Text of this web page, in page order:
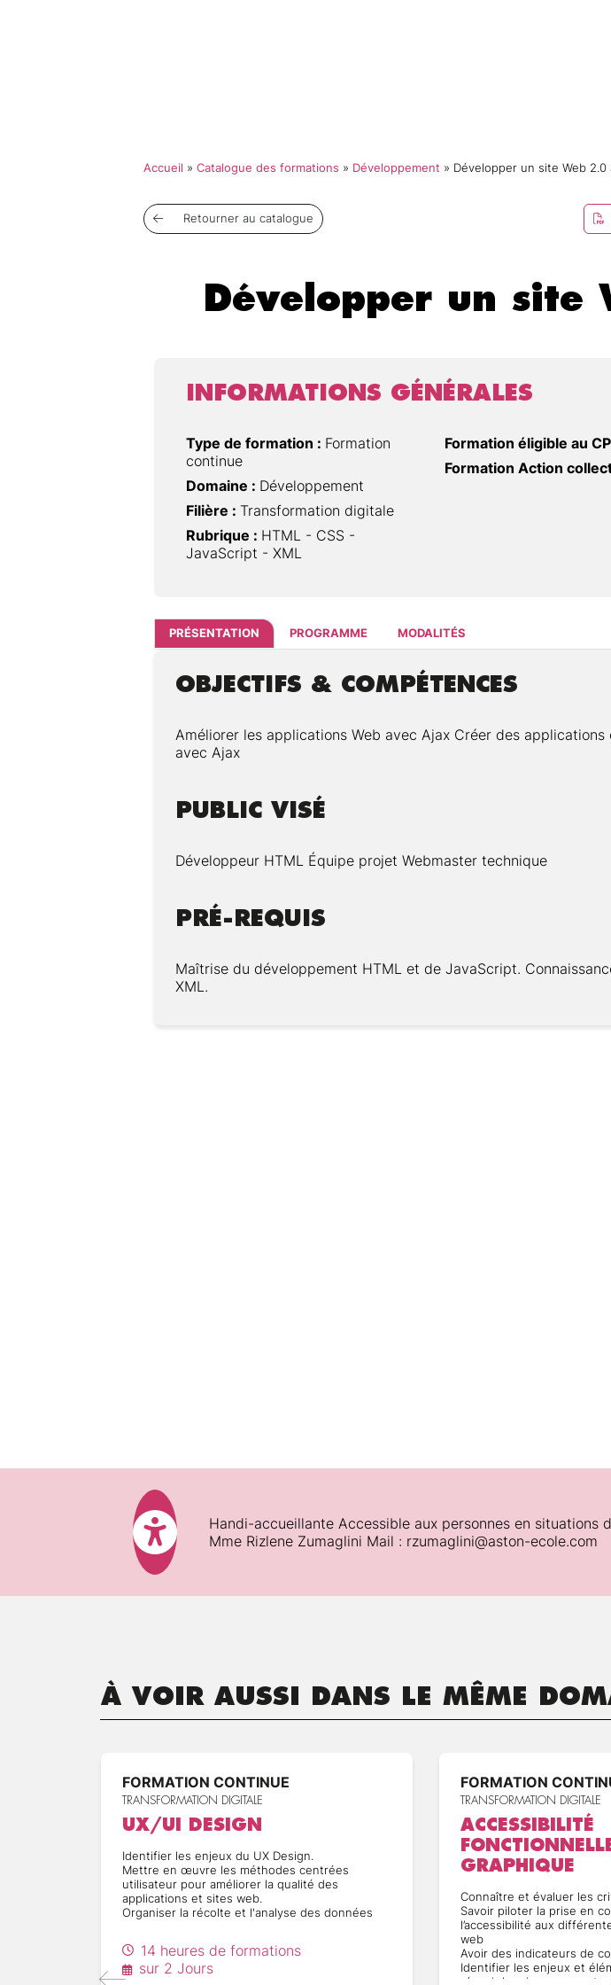
Accueil » Catalogue des formations » Développement » Développer un site Web 2.0
Retourner au catalogue
Développer un site
INFORMATIONS GÉNÉRALES
Type de formation : Formation
continue
Domaine : Développement
Filière : Transformation digitale
Rubrique : HTML - CSS -
JavaScript - XML
Formation éligible au
Formation Action
PRÉSENTATION PROGRAMME MODALITÉS
OBJECTIFS & COMPÉTENCES
Améliorer les applications Web avec Ajax Créer des applications
avec Ajax
PUBLIC VISÉ
Développeur HTML Équipe projet Webmaster technique
PRÉ-REQUIS
Maîtrise du développement HTML et de JavaScript.
XML.
Handi-accueillante Accessible aux personnes en
Mme Rizlene Zumaglini Mail : rzumaglini@aston-ecole.com
À VOIR AUSSI DANS LE MÊME
FORMATION CONTINUE
TRANSFORMATION DIGITALE
UX/UI DESIGN
Identifier les enjeux du UX Design.
Mettre en œuvre les méthodes centrées
utilisateur pour améliorer la qualité des
applications et sites web.
Organiser la récolte et l'analyse des données
14 heures de formations
sur 2 Jours
FORMATION
TRANSFORMATION DIGITALE
ACCESSIBILITÉ
GRAPHIQUE
Connaître et évaluer les
Savoir piloter la prise en
l’accessibilité aux
web
Avoir des indicateurs de
Identifier les enjeux et
réussir la prise en compte